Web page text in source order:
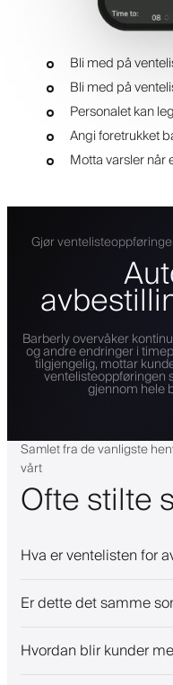
Bli med på
Bli med på
Personalet kan
Angi foretrukket
Motta varsler når
Gjør
Barberly overvåker
og andre endringer i
tilgjengelig, mottar
ventelisteoppføringen
gjennom hele
Samlet fra de vanligste
vårt
Ofte stilte
Hva er ventelisten for
Er dette det samme
Hvordan blir kunder